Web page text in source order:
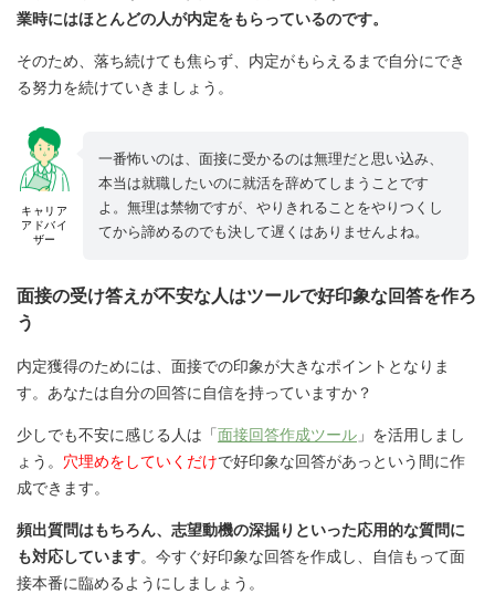
業時にはほとんどの人が内定をもらっているのです。
そのため、落ち続けても焦らず、内定がもらえるまで自分にでき
る努力を続けていきましょう。
キャリア
アドバイ
ザー
一番怖いのは、面接に受かるのは無理だと思い込み、
本当は就職したいのに就活を辞めてしまうことです
よ。無理は禁物ですが、やりきれることをやりつくし
てから諦めるのでも決して遅くはありませんよね。
面接の受け答えが不安な人はツールで好印象な回答を作ろ
う
内定獲得のためには、面接での印象が大きなポイントとなりま
す。あなたは自分の回答に自信を持っていますか？
少しでも不安に感じる人は「面接回答作成ツール 」を活用しまし
ょう。 穴埋めをしていくだけで好印象な回答があっという間に作
成できます。
頻出質問はもちろん、志望動機の深掘りといった応用的な質問に
も対応しています。今すぐ好印象な回答を作成し、自信もって面
接本番に臨めるようにしましょう。